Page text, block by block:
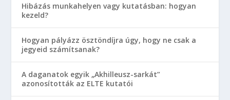
Hibázás munkahelyen vagy kutatásban: hogyan
kezeld?
Hogyan pályázz ösztöndíjra úgy, hogy ne csak a
jegyeid számítsanak?
A daganatok egyik „Akhilleusz-sarkát”
azonosították az ELTE kutatói